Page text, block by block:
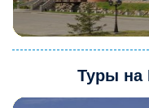
Туры на